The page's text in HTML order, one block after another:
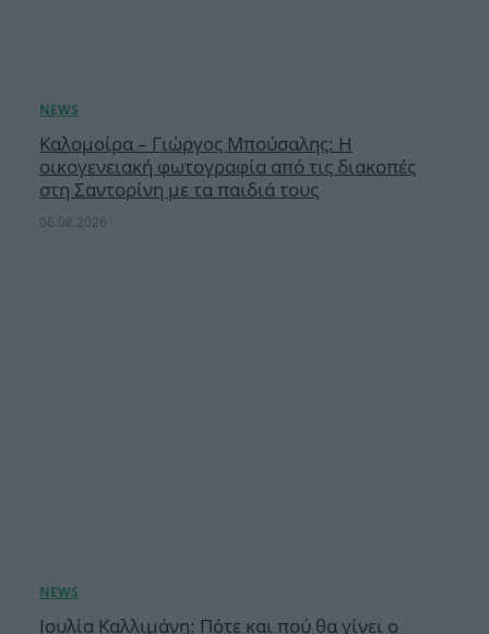
Καλομοίρα – Γιώργος Μπούσαλης: Η
οικογενειακή φωτογραφία από τις διακοπές
στη Σαντορίνη με τα παιδιά τους
06.08.2026
Ιουλία Καλλιμάνη: Πότε και πού θα γίνει ο